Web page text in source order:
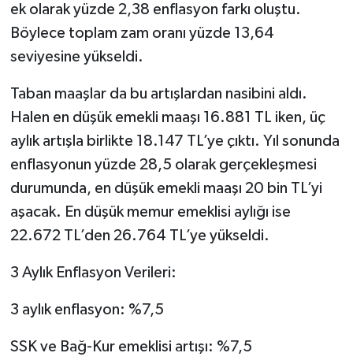
ek olarak yüzde 2,38 enflasyon farkı oluştu.
Böylece toplam zam oranı yüzde 13,64
seviyesine yükseldi.
Taban maaşlar da bu artışlardan nasibini aldı.
Halen en düşük emekli maaşı 16.881 TL iken, üç
aylık artışla birlikte 18.147 TL’ye çıktı. Yıl sonunda
enflasyonun yüzde 28,5 olarak gerçekleşmesi
durumunda, en düşük emekli maaşı 20 bin TL’yi
aşacak. En düşük memur emeklisi aylığı ise
22.672 TL’den 26.764 TL’ye yükseldi.
3 Aylık Enflasyon Verileri:
3 aylık enflasyon: %7,5
SSK ve Bağ-Kur emeklisi artışı: %7,5